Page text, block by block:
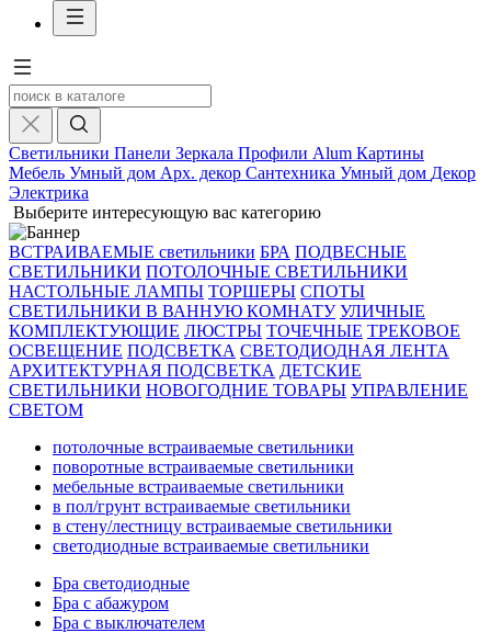
Светильники Панели Зеркала Профили Alum Картины
Мебель Умный дом Арх. декор Сантехника Умный дом Декор
Электрика
Выберите интересующую вас категорию
ВСТРАИВАЕМЫЕ светильники БРА ПОДВЕСНЫЕ
СВЕТИЛЬНИКИ ПОТОЛОЧНЫЕ СВЕТИЛЬНИКИ
НАСТОЛЬНЫЕ ЛАМПЫ ТОРШЕРЫ СПОТЫ
СВЕТИЛЬНИКИ В ВАННУЮ КОМНАТУ УЛИЧНЫЕ
КОМПЛЕКТУЮЩИЕ ЛЮСТРЫ ТОЧЕЧНЫЕ ТРЕКОВОЕ
ОСВЕЩЕНИЕ ПОДСВЕТКА СВЕТОДИОДНАЯ ЛЕНТА
АРХИТЕКТУРНАЯ ПОДСВЕТКА ДЕТСКИЕ
СВЕТИЛЬНИКИ НОВОГОДНИЕ ТОВАРЫ УПРАВЛЕНИЕ
СВЕТОМ
потолочные встраиваемые светильники
поворотные встраиваемые светильники
мебельные встраиваемые светильники
в пол/грунт встраиваемые светильники
в стену/лестницу встраиваемые светильники
светодиодные встраиваемые светильники
Бра светодиодные
Бра с абажуром
Бра с выключателем